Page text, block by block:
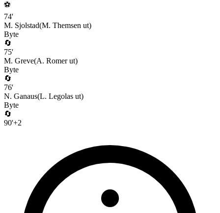
⚽
74'
M. Sjolstad(M. Themsen ut)
Byte
🔄
75'
M. Greve(A. Romerut)
Byte
🔄
76'
N. Ganaus(L. Legolas ut)
Byte
🔄
90'+2